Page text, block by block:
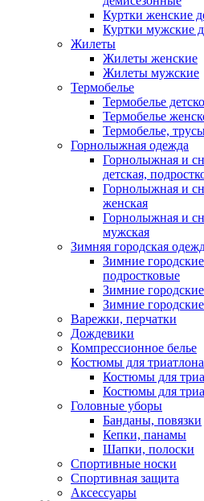
Куртки женские
Куртки мужские
Жилеты
Жилеты женские
Жилеты мужские
Термобелье
Термобелье
Термобелье
Термобелье,
Горнолыжная одежда
Горнолыжная и
детская,
Горнолыжная и
женская
Горнолыжная и
мужская
Зимняя городская
Зимние
подростковые
Зимние
Зимние
Варежки, перчатки
Дождевики
Компрессионное белье
Костюмы для триатлона
Костюмы для
Костюмы для
Головные уборы
Банданы, повязки
Кепки, панамы
Шапки, полоски
Спортивные носки
Спортивная защита
Аксессуары